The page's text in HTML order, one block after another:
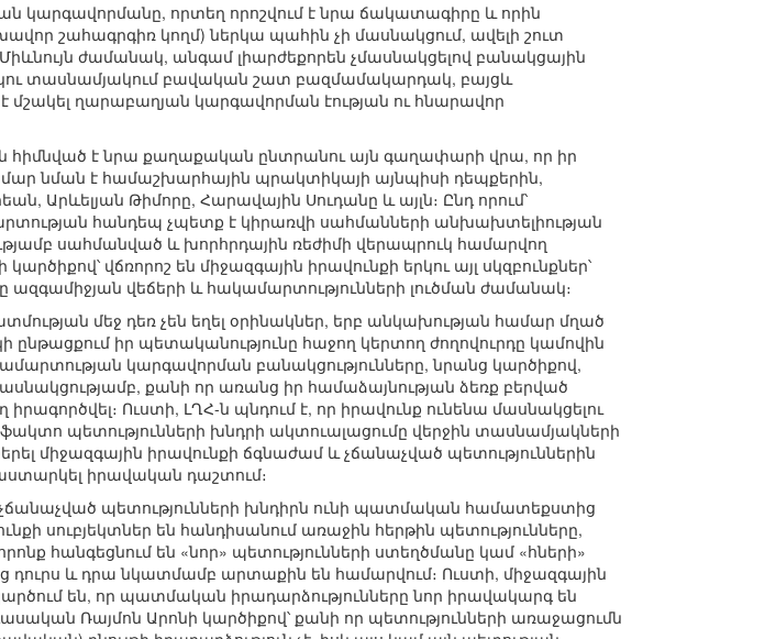
կարգավորմանը, որտեղ որոշվում է նրա ճակատագիրը և որին
շահագրգիռ կողմ) ներկա պահին չի մասնակցում, ավելի շուտ
ժամանակ, անգամ լիարժեքորեն չմասնակցելով բանակցային
տասնամյակում բավական շատ բազմամակարդակ, բայցև
ղարաբաղյան կարգավորման էության ու հնարավոր
հիմնված է նրա քաղաքական ընտրանու այն գաղափարի վրա, որ իր
նման է համաշխարհային պրակտիկայի այնպիսի դեպքերին,
Արևելյան Թիմորը, Հարավային Սուդանը և այլն։ Ընդ որում՝
հանդեպ չպետք է կիրառվի սահմանների անխախտելիության
սահմանված և խորհրդային ռեժիմի վերապրուկ համարվող
վճռորոշ են միջազգային իրավունքի երկու այլ սկզբունքներ՝
ազգամիջյան վեճերի և հակամարտությունների լուծման ժամանակ։
մեջ դեռ չեն եղել օրինակներ, երբ անկախության համար մղած
իր պետականությունը հաջող կերտող ժողովուրդը կամովին
կարգավորման բանակցությունները, նրանց կարծիքով,
քանի որ առանց իր համաձայնության ձեռք բերված
Ուստի, ԼՂՀ-ն պնդում է, որ իրավունք ունենա մասնակցելու
պետությունների խնդրի ակտուալացումը վերջին տասնամյակների
միջազգային իրավունքի ճգնաժամ և չճանաչված պետություններին
իրավական դաշտում։
պետությունների խնդիրն ունի պատմական համատեքստից
սուբյեկտներ են հանդիսանում առաջին հերթին պետությունները,
հանգեցնում են «նոր» պետությունների ստեղծմանը կամ «հների»
դուրս և դրա նկատմամբ արտաքին են համարվում։ Ուստի, միջազգային
են, որ պատմական իրադարձությունները նոր իրավակարգ են
Ռայմոն Արոնի կարծիքով՝ քանի որ պետությունների առաջացումն